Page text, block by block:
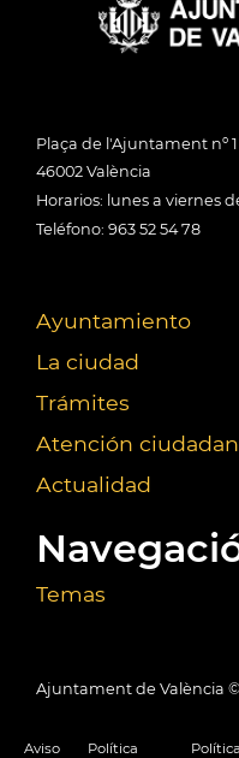
Plaça de l'Ajuntament nº 1
46002 València
Horarios: lunes a viernes
Teléfono: 963 52 54 78
Ayuntamiento
La ciudad
Trámites
Atención
Actualidad
Temas
Ajuntament de València ©
Aviso
Política